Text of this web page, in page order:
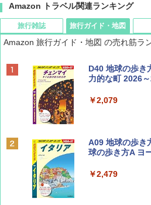
Amazon トラベル関連ランキング
旅行雑誌
ディズニーフ
誌] (ＤＩＳＮ
￥713
BE-PAL(ビ-パル
SOTO ミニマル
￥1,500
旅行ガイド・地図
Amazon 旅行ガイド・地図 の売れ筋ラ
D40 地球の歩き
力的な町 2026
￥2,079
A09 地球の歩き
球の歩き方A ヨ
￥2,479